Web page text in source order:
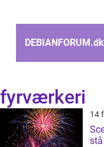
DEBIANFORUM.dk
fyrværkeri
14